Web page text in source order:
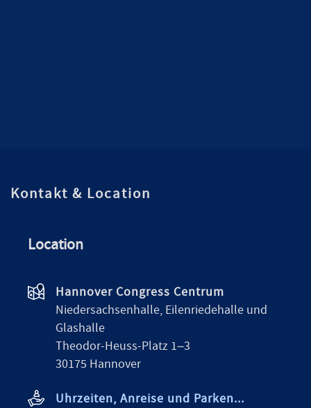
Kontakt & Location
Location
Hannover Congress Centrum
Niedersachsenhalle, Eilenriedehalle und
Glashalle
Theodor-Heuss-Platz 1–3
30175 Hannover
Uhrzeiten, Anreise und Parken...